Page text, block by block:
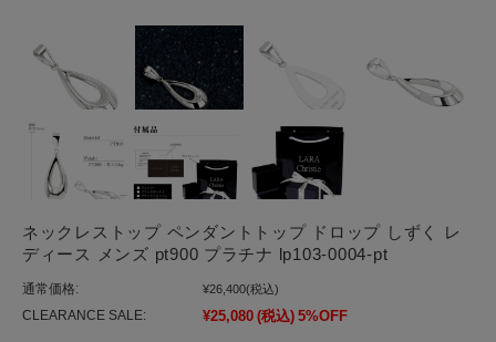
ネックレストップ ペンダントトップ ドロップ しずく レ
ディース メンズ pt900 プラチナ lp103-0004-pt
通常価格: ¥26,400(税込)
CLEARANCE SALE: ¥25,080 (税込) 5%OFF